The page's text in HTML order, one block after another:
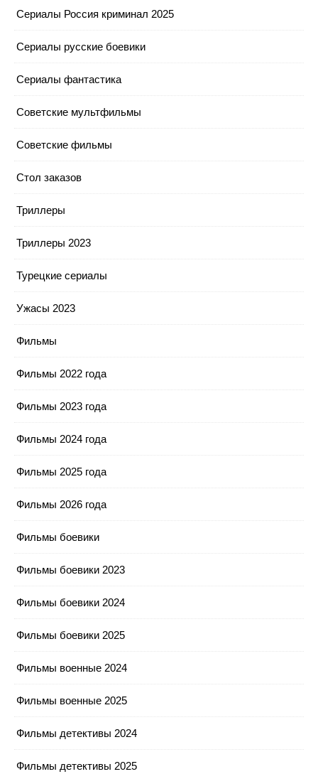
Сериалы Россия криминал 2025
Сериалы русские боевики
Сериалы фантастика
Советские мультфильмы
Советские фильмы
Стол заказов
Триллеры
Триллеры 2023
Турецкие сериалы
Ужасы 2023
Фильмы
Фильмы 2022 года
Фильмы 2023 года
Фильмы 2024 года
Фильмы 2025 года
Фильмы 2026 года
Фильмы боевики
Фильмы боевики 2023
Фильмы боевики 2024
Фильмы боевики 2025
Фильмы военные 2024
Фильмы военные 2025
Фильмы детективы 2024
Фильмы детективы 2025